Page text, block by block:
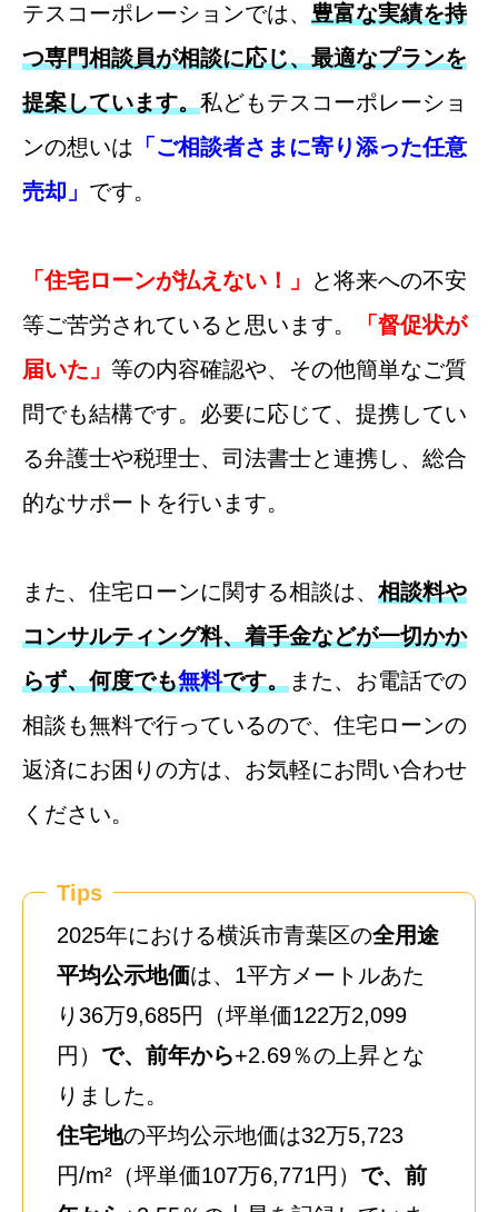
テスコーポレーションでは、 豊富な実績を持
つ専門相談員が相談に応じ、最適なプランを
提案しています。私どもテスコーポレーショ
ンの想いは 「ご相談者さまに寄り添った任意
売却」 です。
「住宅ローンが払えない！」
と将来への不安
等ご苦労されていると思います。
「督促状が
届いた」 等の内容確認や、その他簡単なご質
問でも結構です。 必要に応じて、提携してい
る弁護士や税理士、司法書士と連携し、総合
的なサポートを行います。
また、住宅ローンに関する相談は、 相談料や
コンサルティング料、着手金などが一切かか
らず、何度でも無料です。また、お電話での
相談も無料で行っているので、住宅ローンの
返済にお困りの方は、お気軽にお問い合わせ
ください。
Tips
2025年における横浜市青葉区の全用途
平均公示地価は、1平方メートルあた
り36万9,685円（坪単価122万2,099
円） で、前年から+2.69％の上昇とな
りました。
住宅地の平均公示地価は32万5,723
円/m²（坪単価107万6,771円） で、前